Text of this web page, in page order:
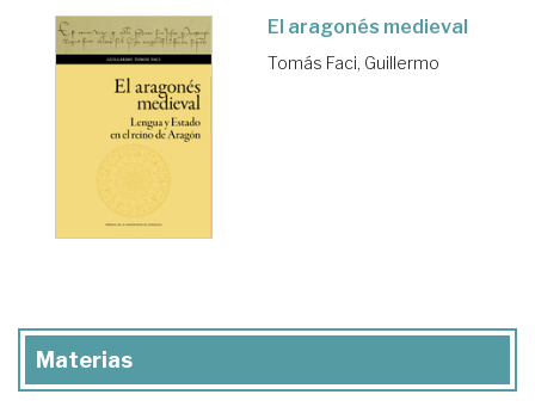
El aragonés medieval
Tomás Faci, Guillermo
Materias